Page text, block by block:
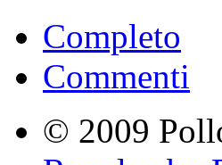
Completo
Commenti
© 2009